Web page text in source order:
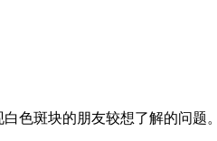
色斑块的朋友较想了解的问题